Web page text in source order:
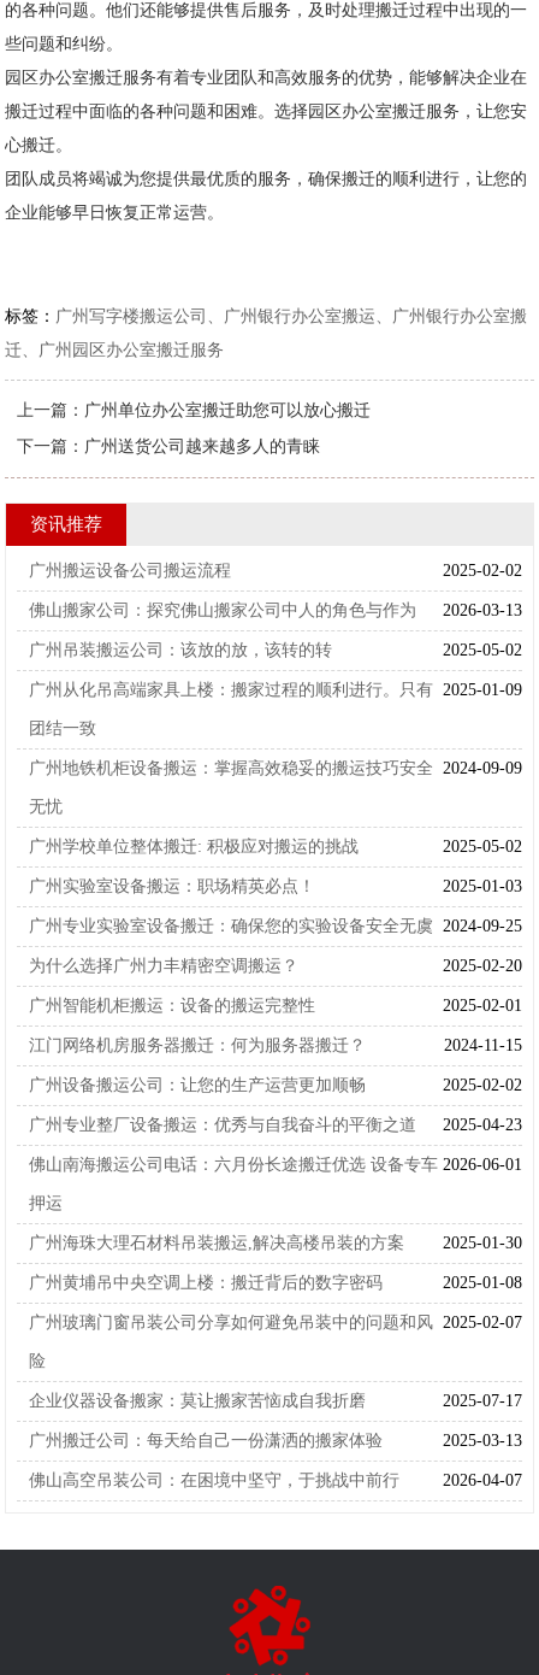
的各种问题。他们还能够提供售后服务，及时处理搬迁过程中出现的一
些问题和纠纷。
园区办公室搬迁服务有着专业团队和高效服务的优势，能够解决企业在
搬迁过程中面临的各种问题和困难。选择园区办公室搬迁服务，让您安
心搬迁。
团队成员将竭诚为您提供最优质的服务，确保搬迁的顺利进行，让您的
企业能够早日恢复正常运营。
标签： 广州写字楼搬运公司、广州银行办公室搬运、广州银行办公室搬
迁、广州园区办公室搬迁服务
上一篇： 广州单位办公室搬迁助您可以放心搬迁
下一篇： 广州送货公司越来越多人的青睐
资讯推荐
2025-02-02
广州搬运设备公司搬运流程
2026-03-13
佛山搬家公司：探究佛山搬家公司中人的角色与作为
2025-05-02
广州吊装搬运公司：该放的放，该转的转
2025-01-09
广州从化吊高端家具上楼：搬家过程的顺利进行。只有
团结一致
2024-09-09
广州地铁机柜设备搬运：掌握高效稳妥的搬运技巧安全
无忧
2025-05-02
广州学校单位整体搬迁: 积极应对搬运的挑战
2025-01-03
广州实验室设备搬运：职场精英必点！
2024-09-25
广州专业实验室设备搬迁：确保您的实验设备安全无虞
2025-02-20
为什么选择广州力丰精密空调搬运？
2025-02-01
广州智能机柜搬运：设备的搬运完整性
2024-11-15
江门网络机房服务器搬迁：何为服务器搬迁？
2025-02-02
广州设备搬运公司：让您的生产运营更加顺畅
2025-04-23
广州专业整厂设备搬运：优秀与自我奋斗的平衡之道
2026-06-01
佛山南海搬运公司电话：六月份长途搬迁优选 设备专车
押运
2025-01-30
广州海珠大理石材料吊装搬运,解决高楼吊装的方案
2025-01-08
广州黄埔吊中央空调上楼：搬迁背后的数字密码
2025-02-07
广州玻璃门窗吊装公司分享如何避免吊装中的问题和风
险
2025-07-17
企业仪器设备搬家：莫让搬家苦恼成自我折磨
2025-03-13
广州搬迁公司：每天给自己一份潇洒的搬家体验
2026-04-07
佛山高空吊装公司：在困境中坚守，于挑战中前行